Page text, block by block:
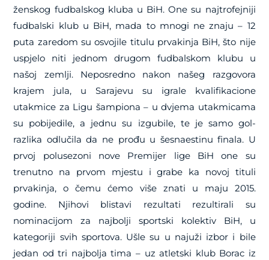
ženskog fudbalskog kluba u BiH. One su najtrofejniji
fudbalski klub u BiH, mada to mnogi ne znaju – 12
puta zaredom su osvojile titulu prvakinja BiH, što nije
uspjelo niti jednom drugom fudbalskom klubu u
našoj zemlji. Neposredno nakon našeg razgovora
krajem jula, u Sarajevu su igrale kvalifikacione
utakmice za Ligu šampiona – u dvjema utakmicama
su pobijedile, a jednu su izgubile, te je samo gol-
razlika odlučila da ne prođu u šesnaestinu finala. U
prvoj polusezoni nove Premijer lige BiH one su
trenutno na prvom mjestu i grabe ka novoj tituli
prvakinja, o čemu ćemo više znati u maju 2015.
godine. Njihovi blistavi rezultati rezultirali su
nominacijom za najbolji sportski kolektiv BiH, u
kategoriji svih sportova. Ušle su u najuži izbor i bile
jedan od tri najbolja tima – uz atletski klub Borac iz